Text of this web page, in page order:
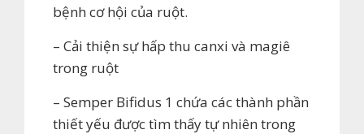
bệnh cơ hội của ruột.
– Cải thiện sự hấp thu canxi và magiê
trong ruột
– Semper Bifidus 1 chứa các thành phần
thiết yếu được tìm thấy tự nhiên trong